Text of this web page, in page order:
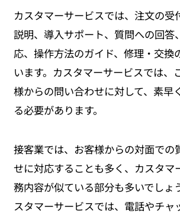
カスタマーサービスでは、注文の受
説明、導入サポート、質問への回答
応、操作方法のガイド、修理・交換
います。カスタマーサービスでは、
様からの問い合わせに対して、素早
る必要があります。
接客業では、お客様からの対面での
せに対応することも多く、カスタマ
務内容が似ている部分も多いでしょ
スタマーサービスでは、電話やチャ